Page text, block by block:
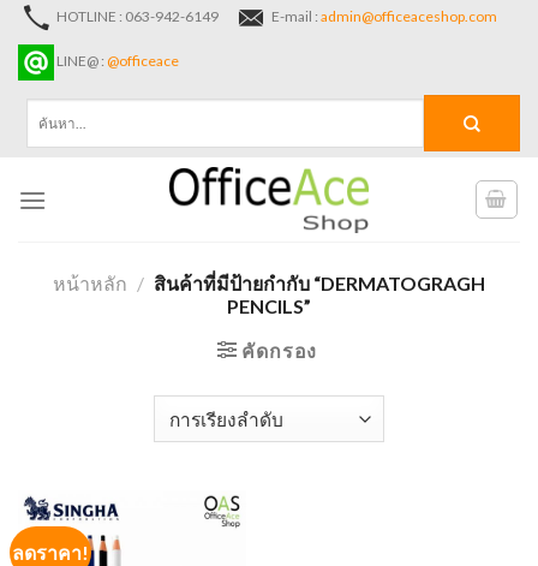
Skip
content
HOTLINE : 063-942-6149 E-mail : admin@officeaceshop.com
LINE@ : @officeace
หน้าหลัก / สินค้าที่มีป้ายกำกับ “DERMATOGRAGH
PENCILS”
คัดกรอง
ลดราคา!